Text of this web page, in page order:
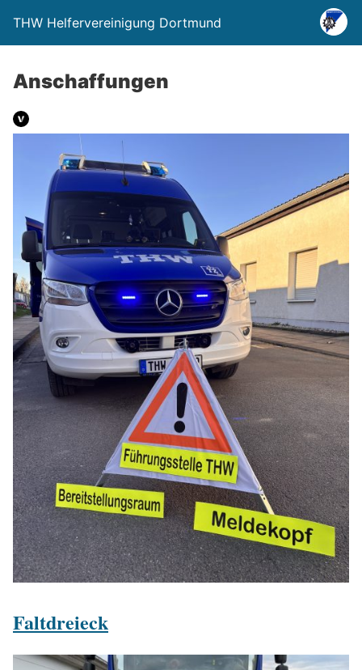
THW Helfervereinigung Dortmund
Anschaffungen
Faltdreieck